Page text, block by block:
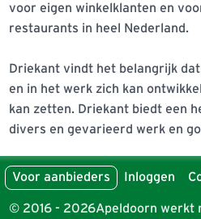
voor eigen winkelklanten en
restaurants in heel Nederland.
Driekant vindt het belangrijk
en in het werk zich kan
kan zetten. Driekant biedt een
divers en gevarieerd werk en
In de Driekant Arbeidstraining
mogelijkheden door mee te
van jouw kwaliteiten in
© 2016 - 2026Apeldoorn werkt
Voor aanbieders Inloggen